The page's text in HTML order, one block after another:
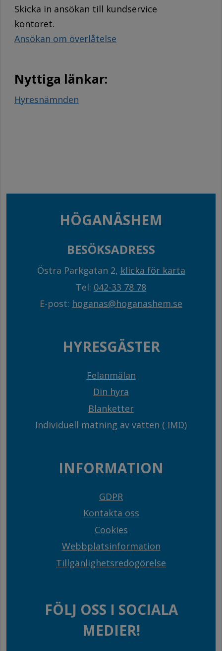
Skicka in ansökan till kundservice
kontoret.
Ansökan om överlåtelse
Nyttiga länkar:
Hyresnämnden
HÖGANÄSHEM
BESÖKSADRESS
Östra Parkgatan 2, klicka för karta
Tel: 042-33 78 78
E-post: hoganas@hoganashem.se
HYRESGÄSTER
Felanmälan
Din hyra
Blanketter
Individuell mätning av vatten ( IMD)
INFORMATION
GDPR
Kontakta oss
Cookies
Webbplatsinformation
Tillgänlighetsredogörelse
FÖLJ OSS I SOCIALA
MEDIER!